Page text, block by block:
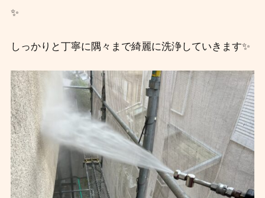
✨
しっかりと丁寧に隅々まで綺麗に洗浄していきます✨